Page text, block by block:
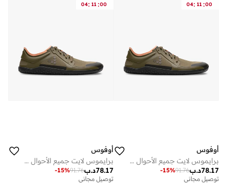
04: 11 :00
أوفوس
برايموس لايت جميع الأحوال الجوية للرجال زيتوني
د.ب78.17
91.76
-15%
توصيل مجاني
04: 11 :00
أوفوس
برايموس لايت جميع الأحوال الجوية للرجال زيتوني
د.ب78.17
91.76
-15%
توصيل مجاني